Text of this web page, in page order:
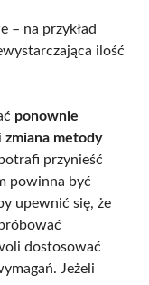
– na przykład
ilość
ponownie
zmiana metody
przynieść
powinna być
upewnić się, że
dostosować
Jeżeli